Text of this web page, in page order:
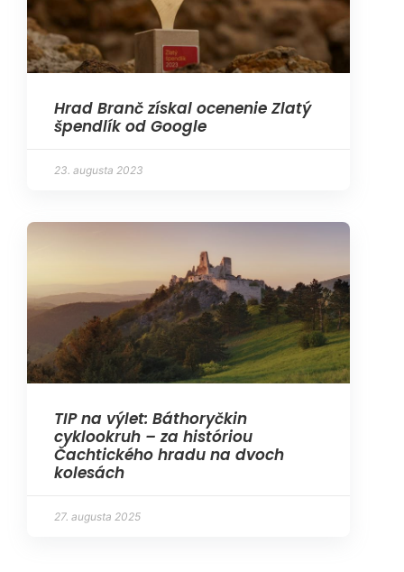
Hrad Branč získal ocenenie Zlatý
špendlík od Google
23. augusta 2023
TIP na výlet: Báthoryčkin
cyklookruh – za históriou
Čachtického hradu na dvoch
kolesách
27. augusta 2025